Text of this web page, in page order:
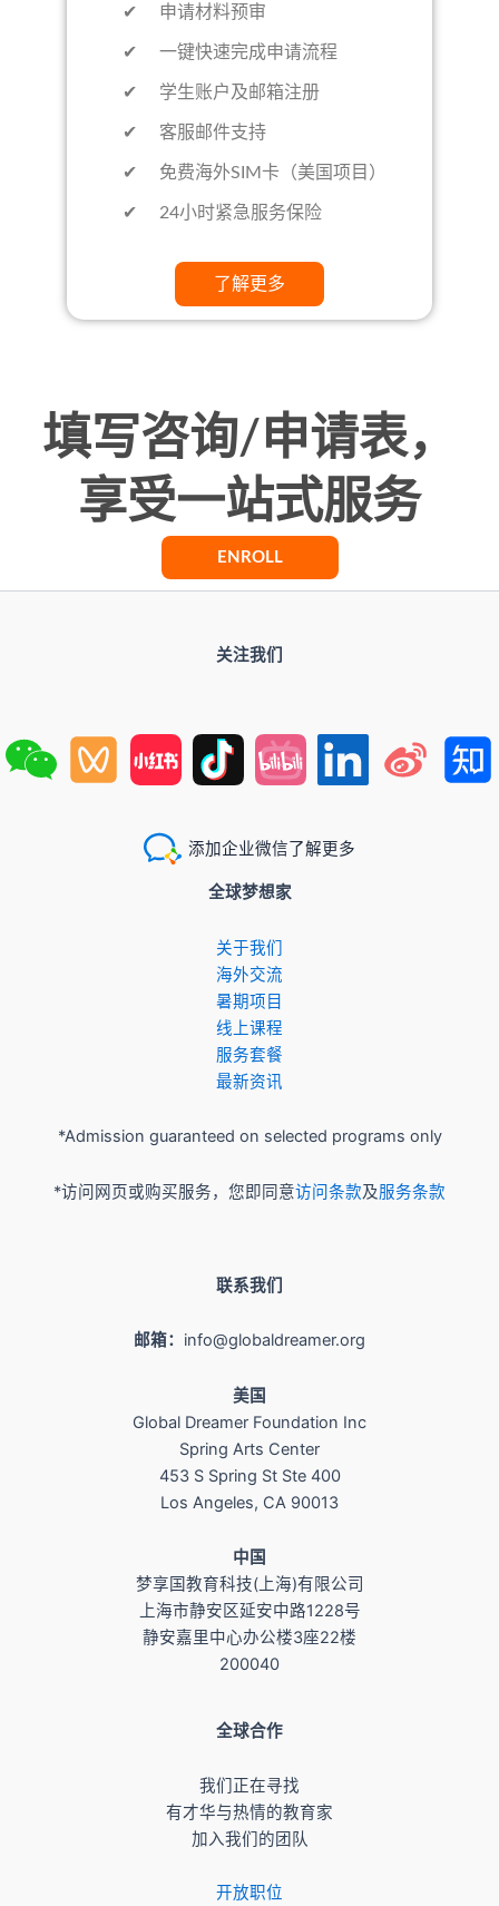
✔ 申请材料预审
✔ 一键快速完成申请流程
✔ 学生账户及邮箱注册
✔ 客服邮件支持
✔ 免费海外SIM卡（美国项目）
✔ 24小时紧急服务保险
了解更多
填写咨询/申请表，
享受一站式服务
ENROLL
关注我们
添加企业微信了解更多
全球梦想家
关于我们
​海外交流
暑期项目
​线上课程
服务套餐
最新资讯
*Admission guaranteed on selected programs only
*访问网页或购买服务，您即同意访问条款及服务条款
联系我们
邮箱： info@globaldreamer.org
美国
Global Dreamer Foundation Inc
Spring Arts Center
453 S Spring St Ste 400
Los Angeles, CA 90013
​中国
梦享国教育科技(上海)有限公司
上海市静安区延安中路1228号
静安嘉里中心办公楼3座22楼
200040
全球合作
我们正在寻找
有才华与热情的教育家
加入我们的团队
开放职位